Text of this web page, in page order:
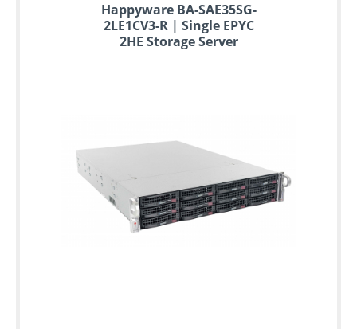
Happyware BA-SAE35SG-
2LE1CV3-R | Single EPYC
2HE Storage Server